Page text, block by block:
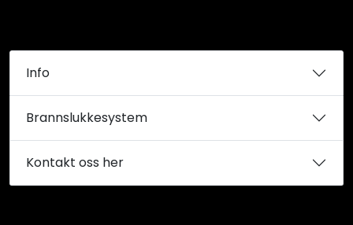
Info
Brannslukkesystem
Kontakt oss her